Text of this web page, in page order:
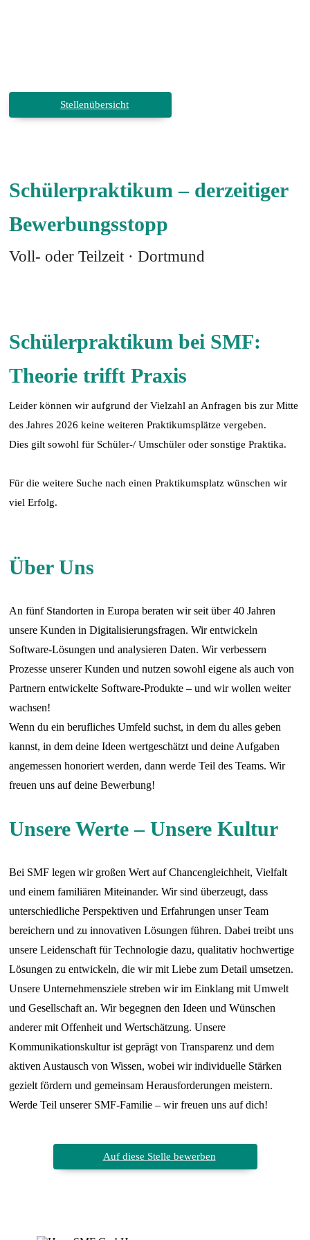
Stellenübersicht
Schülerpraktikum – derzeitiger
Bewerbungsstopp
Voll- oder Teilzeit · Dortmund
Schülerpraktikum bei SMF:
Theorie trifft Praxis
Leider können wir aufgrund der Vielzahl an Anfragen bis zur Mitte
des Jahres 2026 keine weiteren Praktikumsplätze vergeben.
Dies gilt sowohl für Schüler-/ Umschüler oder sonstige Praktika.
Für die weitere Suche nach einen Praktikumsplatz wünschen wir
viel Erfolg.
Über Uns
An fünf Standorten in Europa beraten wir seit über 40 Jahren
unsere Kunden in Digitalisierungsfragen. Wir entwickeln
Software-Lösungen und analysieren Daten. Wir verbessern
Prozesse unserer Kunden und nutzen sowohl eigene als auch von
Partnern entwickelte Software-Produkte – und wir wollen weiter
wachsen!
Wenn du ein berufliches Umfeld suchst, in dem du alles geben
kannst, in dem deine Ideen wertgeschätzt und deine Aufgaben
angemessen honoriert werden, dann werde Teil des Teams. Wir
freuen uns auf deine Bewerbung!
Unsere Werte – Unsere Kultur
Bei SMF legen wir großen Wert auf Chancengleichheit, Vielfalt
und einem familiären Miteinander. Wir sind überzeugt, dass
unterschiedliche Perspektiven und Erfahrungen unser Team
bereichern und zu innovativen Lösungen führen. Dabei treibt uns
unsere Leidenschaft für Technologie dazu, qualitativ hochwertige
Lösungen zu entwickeln, die wir mit Liebe zum Detail umsetzen.
Unsere Unternehmensziele streben wir im Einklang mit Umwelt
und Gesellschaft an. Wir begegnen den Ideen und Wünschen
anderer mit Offenheit und Wertschätzung. Unsere
Kommunikationskultur ist geprägt von Transparenz und dem
aktiven Austausch von Wissen, wobei wir individuelle Stärken
gezielt fördern und gemeinsam Herausforderungen meistern.
Werde Teil unserer SMF-Familie – wir freuen uns auf dich!
Auf diese Stelle bewerben